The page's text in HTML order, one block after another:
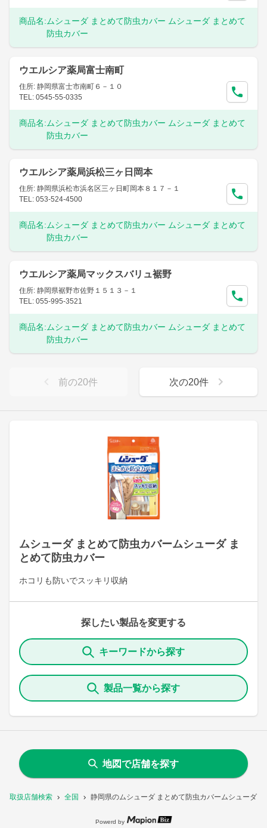
取扱店舗検索 全国 静岡県のムシューダ まとめて防虫カバームシューダ
ムシューダ まとめて防虫カバームシューダ ま
とめて防虫カバー
ホコリも防いでスッキリ収納
探したい製品を変更する
キーワードから探す
製品一覧から探す
商品名: ムシューダ まとめて防虫カバー ムシューダ まとめて
防虫カバー
ウエルシア薬局富士南町
住所: 静岡県富士市南町６－１０
TEL: 0545-55-0335
商品名: ムシューダ まとめて防虫カバー ムシューダ まとめて
防虫カバー
ウエルシア薬局浜松三ヶ日岡本
住所: 静岡県浜松市浜名区三ヶ日町岡本８１７－１
TEL: 053-524-4500
商品名: ムシューダ まとめて防虫カバー ムシューダ まとめて
防虫カバー
ウエルシア薬局マックスバリュ裾野
住所: 静岡県裾野市佐野１５１３－１
TEL: 055-995-3521
商品名: ムシューダ まとめて防虫カバー ムシューダ まとめて
防虫カバー
前の20件 次の20件
地図で店舗を探す
Powerd by